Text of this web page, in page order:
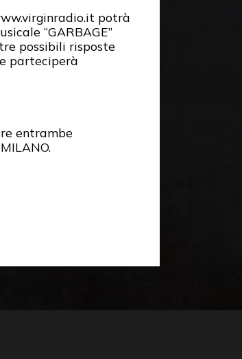
potrà
“GARBAGE”
possibili risposte
parteciperà
entrambe